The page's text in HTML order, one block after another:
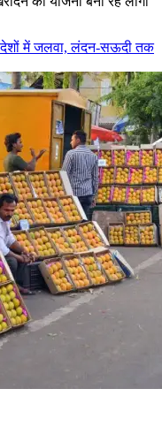
में जलवा, लंदन-सऊदी तक